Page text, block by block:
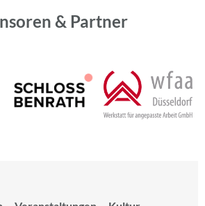
& Partner